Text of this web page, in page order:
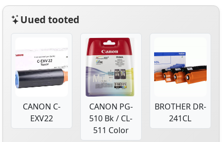
Uued tooted
CANON C-
EXV22
CANON PG-
510 Bk / CL-
511 Color
BROTHER DR-
241CL